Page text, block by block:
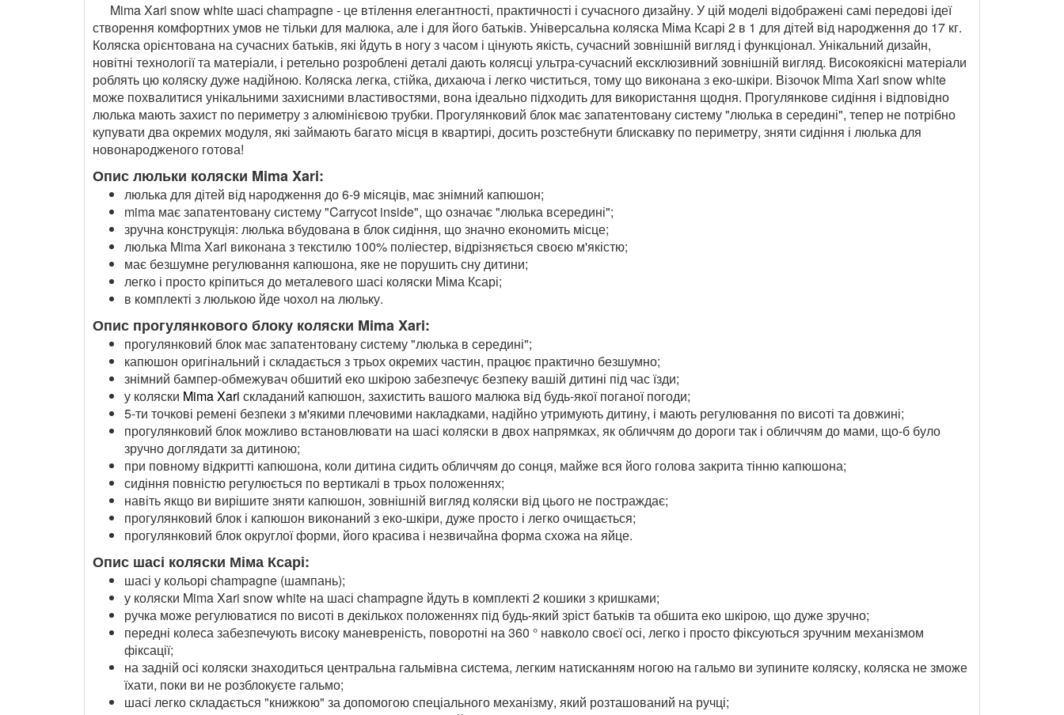
Mima Xari snow white шасі champagne - це втілення елегантності, практичності і сучасного дизайну. У цій моделі відображені самі передові ідеї
створення комфортних умов не тільки для малюка, але і для його батьків. Універсальна коляска Міма Ксарі 2 в 1 для дітей від народження до 17 кг.
Коляска орієнтована на сучасних батьків, які йдуть в ногу з часом і цінують якість, сучасний зовнішній вигляд і функціонал. Унікальний дизайн,
новітні технології та матеріали, і ретельно розроблені деталі дають колясці ультра-сучасний ексклюзивний зовнішній вигляд. Високоякісні матеріали
роблять цю коляску дуже надійною. Коляска легка, стійка, дихаюча і легко чиститься, тому що виконана з еко-шкіри. Візочок Mima Xari snow white
може похвалитися унікальними захисними властивостями, вона ідеально підходить для використання щодня. Прогулянкове сидіння і відповідно
люлька мають захист по периметру з алюмінієвою трубки. Прогулянковий блок має запатентовану систему "люлька в середині", тепер не потрібно
купувати два окремих модуля, які займають багато місця в квартирі, досить розстебнути блискавку по периметру, зняти сидіння і люлька для
новонародженого готова!
Опис люльки коляски Mima Xari:
люлька для дітей від народження до 6-9 місяців, має знімний капюшон;
mima має запатентовану систему "Carrycot inside", що означає "люлька всередині";
зручна конструкція: люлька вбудована в блок сидіння, що значно економить місце;
люлька Mima Xari виконана з текстилю 100% поліестер, відрізняється своєю м'якістю;
має безшумне регулювання капюшона, яке не порушить сну дитини;
легко і просто кріпиться до металевого шасі коляски Міма Ксарі;
в комплекті з люлькою йде чохол на люльку.
Опис прогулянкового блоку коляски Mima Xari:
прогулянковий блок має запатентовану систему "люлька в середині";
капюшон оригінальний і складається з трьох окремих частин, працює практично безшумно;
знімний бампер-обмежувач обшитий еко шкірою забезпечує безпеку вашій дитині під час їзди;
у коляски Mima Xari складаний капюшон, захистить вашого малюка від будь-якої поганої погоди;
5-ти точкові ремені безпеки з м'якими плечовими накладками, надійно утримують дитину, і мають регулювання по висоті та довжині;
прогулянковий блок можливо встановлювати на шасі коляски в двох напрямках, як обличчям до дороги так і обличчям до мами, що-б було
зручно доглядати за дитиною;
при повному відкритті капюшона, коли дитина сидить обличчям до сонця, майже вся його голова закрита тінню капюшона;
сидіння повністю регулюється по вертикалі в трьох положеннях;
навіть якщо ви вирішите зняти капюшон, зовнішній вигляд коляски від цього не постраждає;
прогулянковий блок і капюшон виконаний з еко-шкіри, дуже просто і легко очищається;
прогулянковий блок округлої форми, його красива і незвичайна форма схожа на яйце.
Опис шасі коляски Міма Ксарі:
шасі у кольорі champagne (шампань);
у коляски Mima Xari snow white на шасі champagne йдуть в комплекті 2 кошики з кришками;
ручка може регулюватися по висоті в декількох положеннях під будь-який зріст батьків та обшита еко шкірою, що дуже зручно;
передні колеса забезпечують високу маневреність, поворотні на 360 ° навколо своєї осі, легко і просто фіксуються зручним механізмом
фіксації;
на задній осі коляски знаходиться центральна гальмівна система, легким натисканням ногою на гальмо ви зупините коляску, коляска не зможе
їхати, поки ви не розблокуєте гальмо;
шасі легко складається "книжкою" за допомогою спеціального механізму, який розташований на ручці;